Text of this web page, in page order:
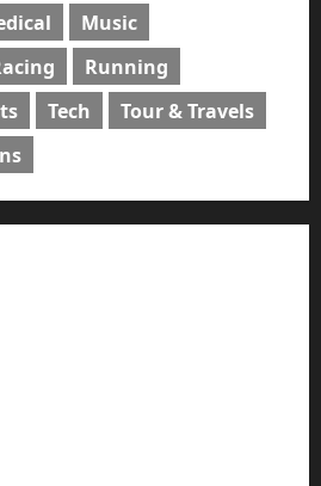
Music
Running
Tech
Tour & Travels